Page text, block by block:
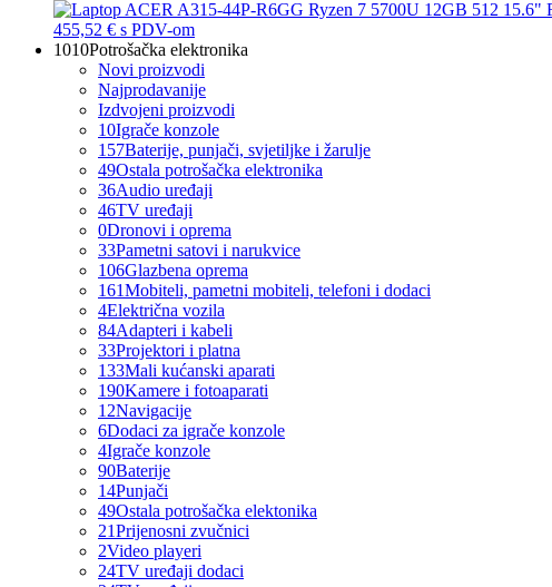
455,52 € s PDV-om
1010Potrošačka elektronika
Novi proizvodi
Najprodavanije
Izdvojeni proizvodi
10Igrače konzole
157Baterije, punjači, svjetiljke i žarulje
49Ostala potrošačka elektronika
36Audio uređaji
46TV uređaji
0Dronovi i oprema
33Pametni satovi i narukvice
106Glazbena oprema
161Mobiteli, pametni mobiteli, telefoni i dodaci
4Električna vozila
84Adapteri i kabeli
33Projektori i platna
133Mali kućanski aparati
190Kamere i fotoaparati
12Navigacije
6Dodaci za igrače konzole
4Igrače konzole
90Baterije
14Punjači
49Ostala potrošačka elektonika
21Prijenosni zvučnici
2Video playeri
24TV uređaji dodaci